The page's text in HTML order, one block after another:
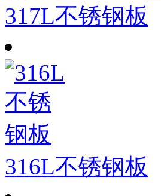
317L不锈钢板
316L不锈钢板